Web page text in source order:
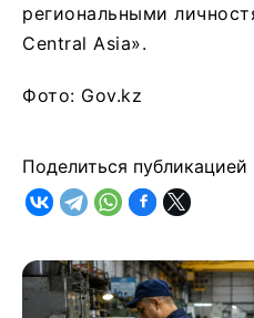
региональными
Central Asia».
Фото: Gov.kz
Поделиться публикацией